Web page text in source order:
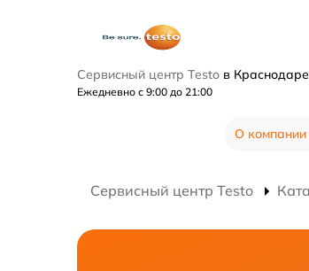
Сервисный центр Testo в Краснодаре
Ежедневно с 9:00 до 21:00
О компании
Сервисный центр Testo